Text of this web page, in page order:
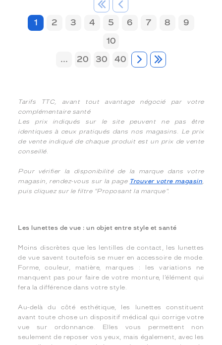
1 2 3 4 5 6 7 8
9
10
...
20 30 40
Tarifs TTC, avant tout avantage négocié par votre
complémentaire santé
Les prix indiqués sur le site peuvent ne pas être
identiques à ceux pratiqués dans nos magasins. Le prix
de vente indiqué de chaque produit est un prix de vente
conseillé.
Pour vérifier la disponibilité de la marque dans votre
magasin, rendez-vous sur la page Trouver votre magasin
puis cliquez sur le filtre "Proposant la marque".
Les lunettes de vue : un objet entre style et santé
Moins discrètes que les lentilles de contact, les lunettes
de vue savent toutefois se muer en accessoire de mode.
Forme, couleur, matière, marques : les variations ne
manquent pas pour faire de votre monture, l’élément qui
fera la différence dans votre style.
Au-delà du côté esthétique, les lunettes constituent
avant toute chose un dispositif médical qui corrige votre
vue sur ordonnance. Elles vous permettent non
seulement de reposer vos yeux, mais également, avec les